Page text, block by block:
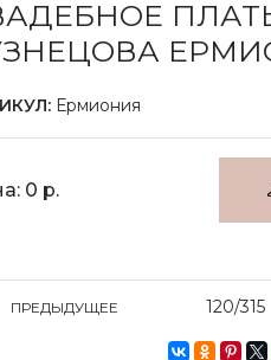
Ермиония
0 р.
ПРЕДЫДУЩЕЕ 120/315